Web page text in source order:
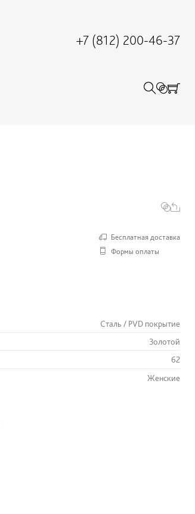
+7 (812) 200-46-37
Бесплатная доставка
Формы оплаты
Сталь / PVD покрытие
Золотой
62
Женские